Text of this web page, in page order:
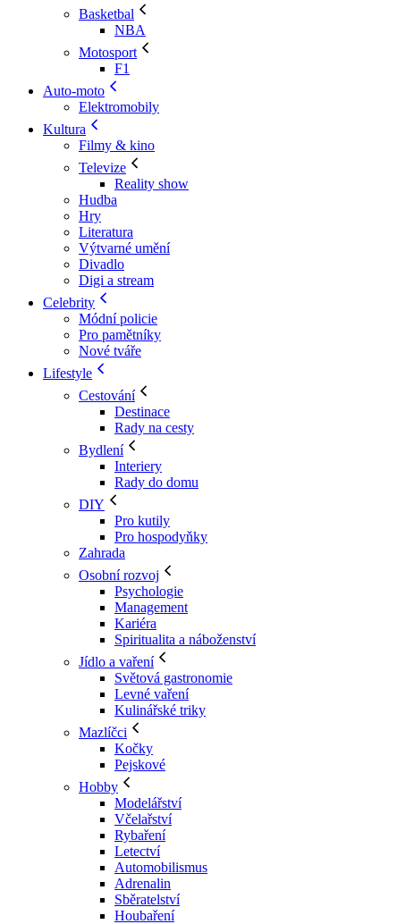
Basketbal
NBA
Motosport
F1
Auto-moto
Elektromobily
Kultura
Filmy & kino
Televize
Reality show
Hudba
Hry
Literatura
Výtvarné umění
Divadlo
Digi a stream
Celebrity
Módní policie
Pro pamětníky
Nové tváře
Lifestyle
Cestování
Destinace
Rady na cesty
Bydlení
Interiery
Rady do domu
DIY
Pro kutily
Pro hospodyňky
Zahrada
Osobní rozvoj
Psychologie
Management
Kariéra
Spiritualita a náboženství
Jídlo a vaření
Světová gastronomie
Levné vaření
Kulinářské triky
Mazlíčci
Kočky
Pejskové
Hobby
Modelářství
Včelařství
Rybaření
Letectví
Automobilismus
Adrenalin
Sběratelství
Houbaření